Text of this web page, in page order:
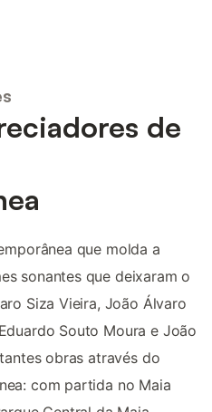
de
que molda a
sonantes que deixaram o
Siza Vieira, João Álvaro
Souto Moura e João
obras através do
com partida no Maia